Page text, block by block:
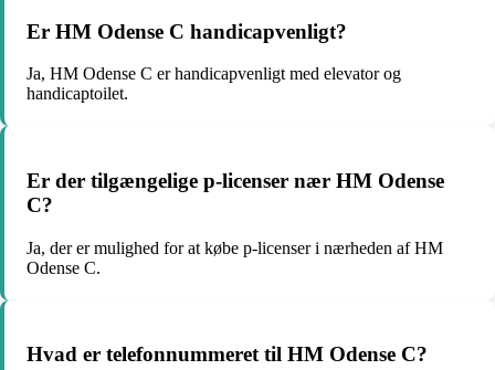
Er HM Odense C handicapvenligt?
Ja, HM Odense C er handicapvenligt med elevator og
handicaptoilet.
Er der tilgængelige p-licenser nær HM Odense
C?
Ja, der er mulighed for at købe p-licenser i nærheden af HM
Odense C.
Hvad er telefonnummeret til HM Odense C?